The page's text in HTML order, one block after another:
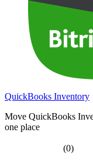
QuickBooks Inventory
Move QuickBooks
one place
(0)